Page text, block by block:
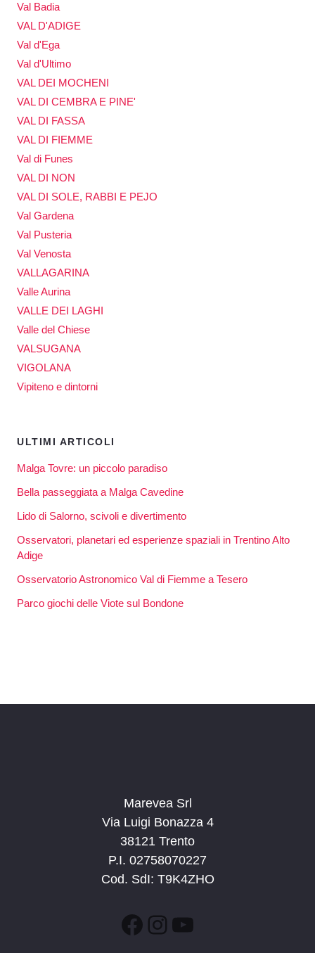
Val Badia
VAL D'ADIGE
Val d'Ega
Val d'Ultimo
VAL DEI MOCHENI
VAL DI CEMBRA E PINE'
VAL DI FASSA
VAL DI FIEMME
Val di Funes
VAL DI NON
VAL DI SOLE, RABBI E PEJO
Val Gardena
Val Pusteria
Val Venosta
VALLAGARINA
Valle Aurina
VALLE DEI LAGHI
Valle del Chiese
VALSUGANA
VIGOLANA
Vipiteno e dintorni
ULTIMI ARTICOLI
Malga Tovre: un piccolo paradiso
Bella passeggiata a Malga Cavedine
Lido di Salorno, scivoli e divertimento
Osservatori, planetari ed esperienze spaziali in Trentino Alto
Adige
Osservatorio Astronomico Val di Fiemme a Tesero
Parco giochi delle Viote sul Bondone
Marevea Srl
Via Luigi Bonazza 4
38121 Trento
P.I. 02758070227
Cod. SdI: T9K4ZHO
Facebook
Instagram
YouTube